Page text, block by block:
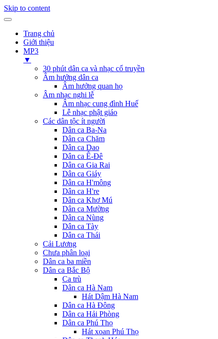
Skip to content
Trang chủ
Giới thiệu
MP3
▼
30 phút dân ca và nhạc cổ truyền
Âm hưởng dân ca
Âm hưởng quan họ
Âm nhạc nghi lễ
Âm nhạc cung đình Huế
Lễ nhạc phật giáo
Các dân tộc ít người
Dân ca Ba-Na
Dân ca Chăm
Dân ca Dao
Dân ca Ê-Đê
Dân ca Gia Rai
Dân ca Giáy
Dân ca H'mông
Dân ca H're
Dân ca Khơ Mú
Dân ca Mường
Dân ca Nùng
Dân ca Tày
Dân ca Thái
Cải Lương
Chưa phân loại
Dân ca ba miền
Dân ca Bắc Bộ
Ca trù
Dân ca Hà Nam
Hát Dậm Hà Nam
Dân ca Hà Đông
Dân ca Hải Phòng
Dân ca Phú Thọ
Hát xoan Phú Thọ